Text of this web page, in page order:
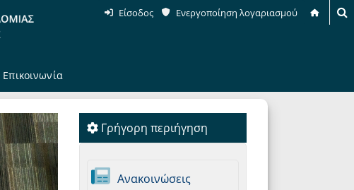
Επικοινωνία
Είσοδος Ενεργοποίηση λογαριασμού
Γρήγορη περιήγηση
Ανακοινώσεις